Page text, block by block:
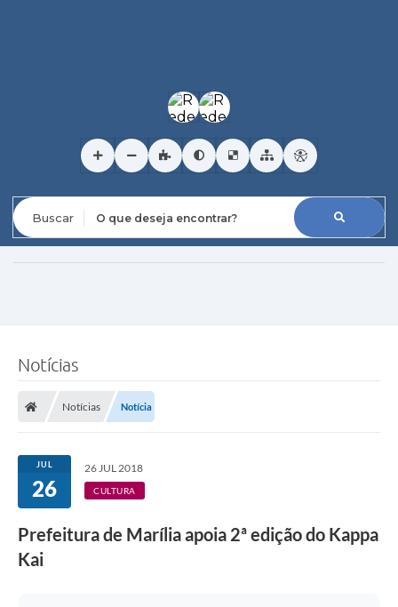
Notícias
Notícias Notícia
JUL
26
26 JUL 2018
CULTURA
Prefeitura de Marília apoia 2ª edição do Kappa
Kai